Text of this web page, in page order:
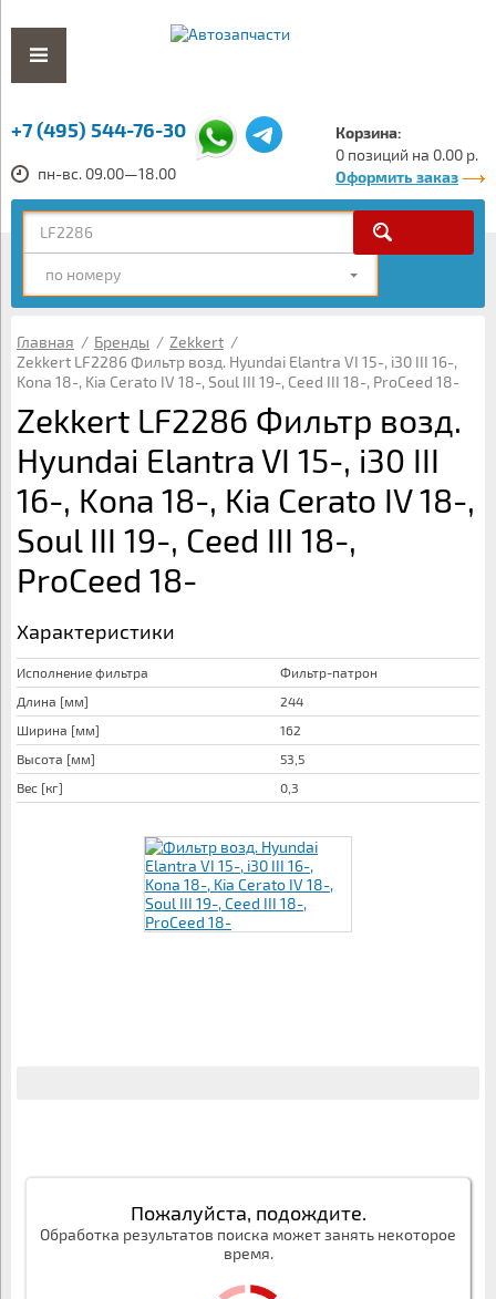
+7 (495) 544-76-30
пн-вс. 09.00—18.00
Корзина:
0 позиций на 0.00 р.
Оформить заказ
по номеру
Главная / Бренды / Zekkert /
Zekkert LF2286 Фильтр возд. Hyundai Elantra VI 15-, i30 III 16-,
Kona 18-, Kia Cerato IV 18-, Soul III 19-, Ceed III 18-, ProCeed 18-
Zekkert LF2286 Фильтр возд.
Hyundai Elantra VI 15-, i30 III
16-, Kona 18-, Kia Cerato IV 18-,
Soul III 19-, Ceed III 18-,
ProCeed 18-
Характеристики
Исполнение фильтра
Фильтр-патрон
Длина [мм]
244
Ширина [мм]
162
Высота [мм]
53,5
Вес [кг]
0,3
Пожалуйста, подождите.
Обработка результатов поиска может занять некоторое
время.